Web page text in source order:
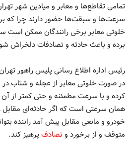
تمامی تقاطع‌ها و معابر و میادین شهر
سرعت‌ها و سبقت‌ها حضور دارند چرا که
خلوتی معابر برخی رانندگان ممکن است
برده و باعث حادثه و تصادفات دلخراش
رئیس اداره اطلاع رسانی پلیس راهور
در صورت خلوتی معابر از عجله و شتاب
کرده و با سرعت مطمئنه و حتی کمتر از آن
همان سرعتی است که اگر حادثه‌ای مقابل
خودرو و مانعی مقابل پیش آمد راننده
متوقف و از برخورد وتصادف پرهیز کند.